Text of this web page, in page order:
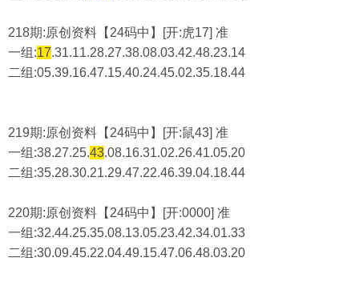
218期:原创资料【24码中】[开:虎17] 准
一组:17.31.11.28.27.38.08.03.42.48.23.14
二组:05.39.16.47.15.40.24.45.02.35.18.44
219期:原创资料【24码中】[开:鼠43] 准
一组:38.27.25.43.08.16.31.02.26.41.05.20
二组:35.28.30.21.29.47.22.46.39.04.18.44
220期:原创资料【24码中】[开:0000] 准
一组:32.44.25.35.08.13.05.23.42.34.01.33
二组:30.09.45.22.04.49.15.47.06.48.03.20